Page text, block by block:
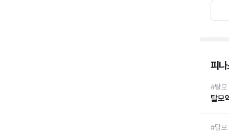
피
#탈모
탈모
#탈모